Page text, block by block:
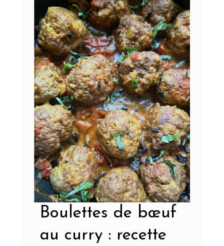
Boulettes de bœuf
au curry : recette